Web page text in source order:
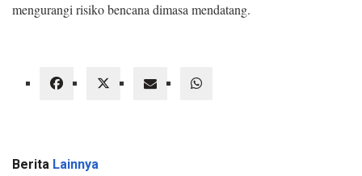
mengurangi risiko bencana dimasa mendatang.
Berita Lainnya